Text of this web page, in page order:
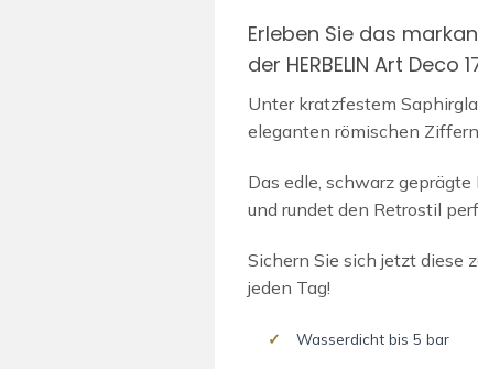
Erleben Sie das
der HERBELIN Art Deco
Unter kratzfestem
eleganten römischen
Das edle, schwarz
und rundet den Retrostil
Sichern Sie sich jetzt diese
jeden Tag!
Wasserdicht bis 5 bar